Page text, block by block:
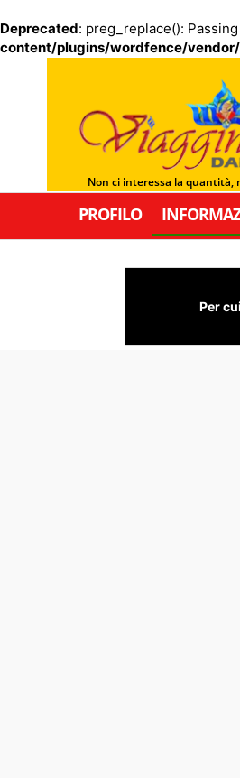
Deprecated: preg_replace():
content/plugins/wordfence/
Non ci interessa la quantità,
PROFILO
Per